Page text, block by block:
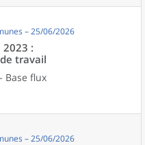
– 25/06/2026
:
travail
Base flux
– 25/06/2026